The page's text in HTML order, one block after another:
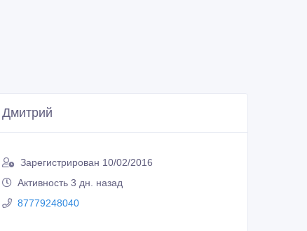
Дмитрий
Зарегистрирован 10/02/2016
Активность 3 дн. назад
87779248040